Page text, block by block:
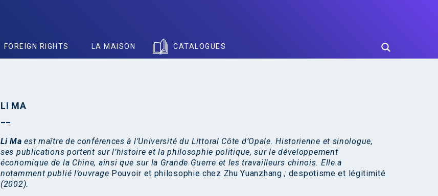
FOREIGN RIGHTS LA MAISON CATALOGUES
LI MA
Li Ma est maître de conférences à l’Université du Littoral Côte d’Opale. Historienne et sinologue,
ses publications portent sur l’histoire et la philosophie politique, sur le développement
économique de la Chine, ainsi que sur la Grande Guerre et les travailleurs chinois. Elle a
notamment publié l’ouvrage Pouvoir et philosophie chez Zhu Yuanzhang ; despotisme et légitimité
(2002).